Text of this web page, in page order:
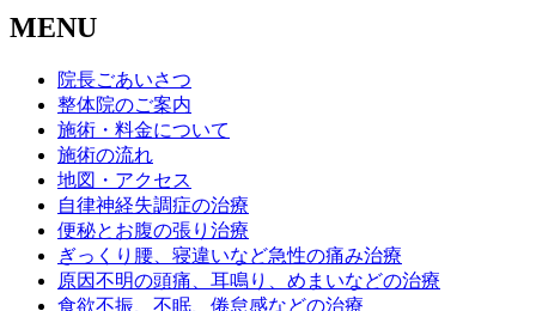
MENU
院長ごあいさつ
整体院のご案内
施術・料金について
施術の流れ
地図・アクセス
自律神経失調症の治療
便秘とお腹の張り治療
ぎっくり腰、寝違いなど急性の痛み治療
原因不明の頭痛、耳鳴り、めまいなどの治療
食欲不振、不眠、倦怠感などの治療